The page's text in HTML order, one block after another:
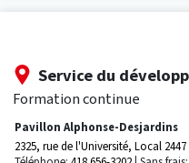
Service du
Formation continue
Pavillon Alphonse-Desjardins
2325, rue de l'Université, Local 2447